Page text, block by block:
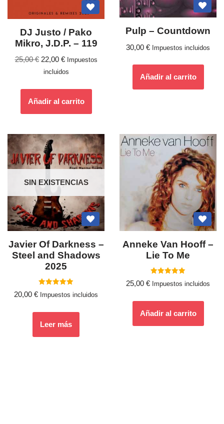
DJ Justo / Pako
Mikro, J.D.P. ‎– 119
25,00€ 22,00 €
Impuestos
incluidos
Añadir al carrito
Pulp ‎– Countdown
30,00 € Impuestos incluidos
Añadir al carrito
SIN EXISTENCIAS
Javier Of Darkness –
Steel and Shadows
2025
Valorado
con
20,00 € Impuestos incluidos
Leer más
Anneke Van Hooff ‎–
Lie To Me
Valorado
con
25,00 € Impuestos incluidos
Añadir al carrito